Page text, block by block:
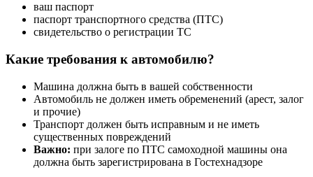
ваш паспорт
паспорт транспортного средства (ПТС)
свидетельство о регистрации ТС
Какие требования к автомобилю?
Машина должна быть в вашей собственности
Автомобиль не должен иметь обременений (арест, залог
и прочие)
Транспорт должен быть исправным и не иметь
существенных повреждений
Важно: при залоге по ПТС самоходной машины она
должна быть зарегистрирована в Гостехнадзоре